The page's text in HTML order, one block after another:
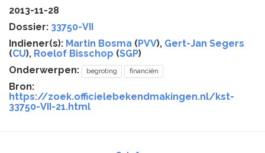
2013-11-28
Dossier: 33750-VII
Indiener(s): Martin Bosma (PVV), Gert-Jan Segers
(CU), Roelof Bisschop (SGP)
Onderwerpen:
begroting financiën
Bron:
https://zoek.officielebekendmakingen.nl/kst-
33750-VII-21.html